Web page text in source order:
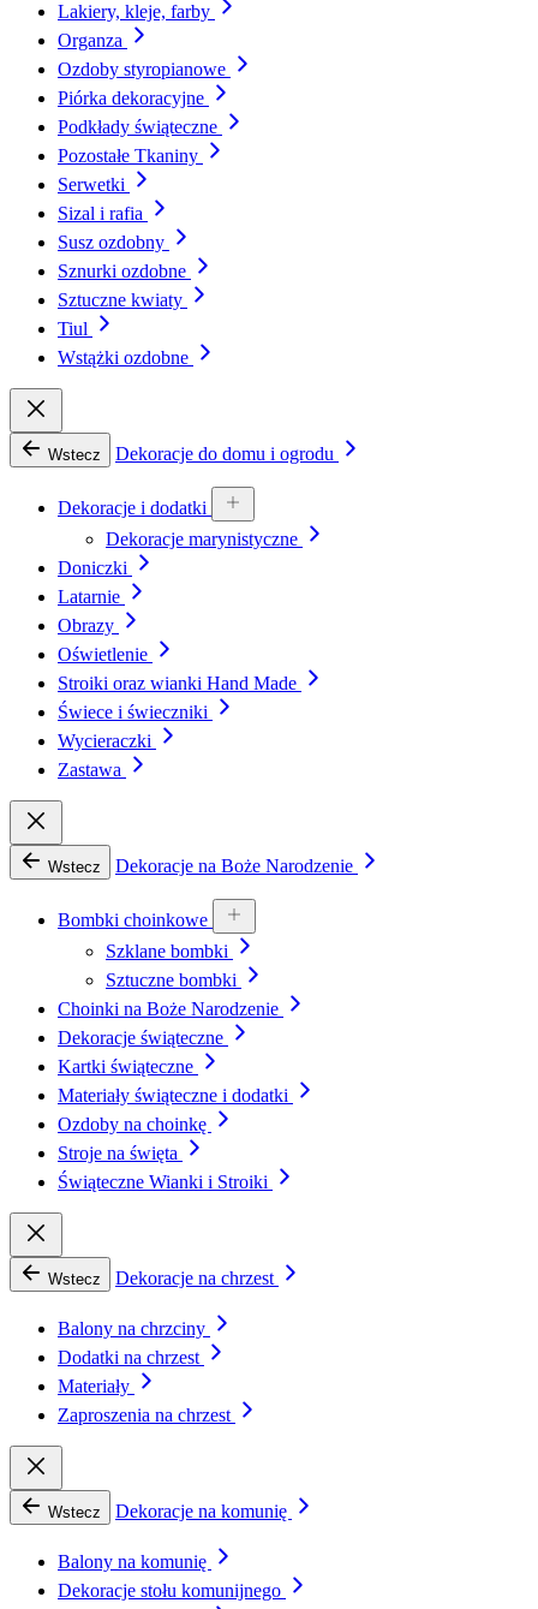
Lakiery, kleje, farby
Organza
Ozdoby styropianowe
Piórka dekoracyjne
Podkłady świąteczne
Pozostałe Tkaniny
Serwetki
Sizal i rafia
Susz ozdobny
Sznurki ozdobne
Sztuczne kwiaty
Tiul
Wstążki ozdobne
Wstecz Dekoracje do domu i ogrodu
Dekoracje i dodatki
Dekoracje marynistyczne
Doniczki
Latarnie
Obrazy
Oświetlenie
Stroiki oraz wianki Hand Made
Świece i świeczniki
Wycieraczki
Zastawa
Wstecz Dekoracje na Boże Narodzenie
Bombki choinkowe
Szklane bombki
Sztuczne bombki
Choinki na Boże Narodzenie
Dekoracje świąteczne
Kartki świąteczne
Materiały świąteczne i dodatki
Ozdoby na choinkę
Stroje na święta
Świąteczne Wianki i Stroiki
Wstecz Dekoracje na chrzest
Balony na chrzciny
Dodatki na chrzest
Materiały
Zaproszenia na chrzest
Wstecz Dekoracje na komunię
Balony na komunię
Dekoracje stołu komunijnego